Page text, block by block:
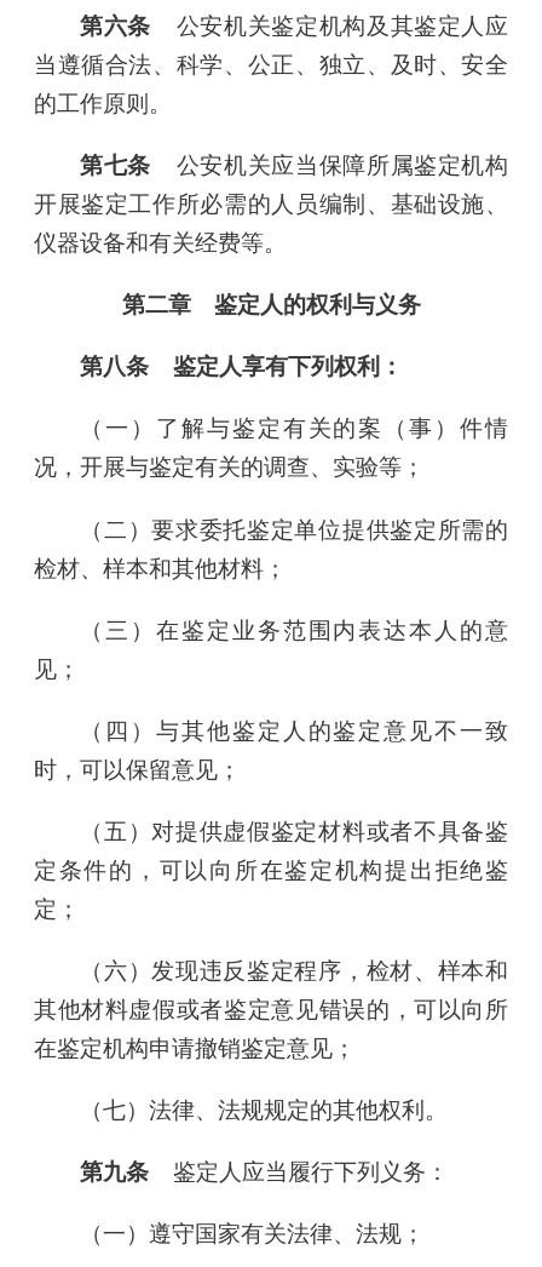
第六条 公安机关鉴定机构及其鉴定人应
当遵循合法、科学、公正、独立、及时、安全
的工作原则。
第七条 公安机关应当保障所属鉴定机构
开展鉴定工作所必需的人员编制、基础设施、
仪器设备和有关经费等。
第二章 鉴定人的权利与义务
第八条 鉴定人享有下列权利：
（一）了解与鉴定有关的案（事）件情
况，开展与鉴定有关的调查、实验等；
（二）要求委托鉴定单位提供鉴定所需的
检材、样本和其他材料；
（三）在鉴定业务范围内表达本人的意
见；
（四）与其他鉴定人的鉴定意见不一致
时，可以保留意见；
（五）对提供虚假鉴定材料或者不具备鉴
定条件的，可以向所在鉴定机构提出拒绝鉴
定；
（六）发现违反鉴定程序，检材、样本和
其他材料虚假或者鉴定意见错误的，可以向所
在鉴定机构申请撤销鉴定意见；
（七）法律、法规规定的其他权利。
第九条 鉴定人应当履行下列义务：
（一）遵守国家有关法律、法规；